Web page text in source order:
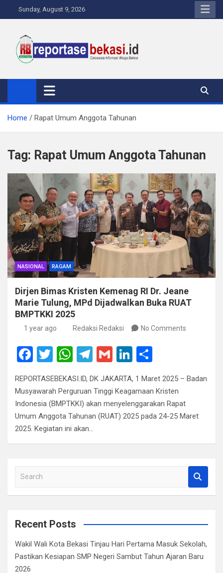
to
Sunday, August 9, 2026
Reportase Bekasi
Cakrawala Informasi Warga Bekasi
Home Rapat Umum Anggota Tahunan
Tag: Rapat Umum Anggota Tahunan
NASIONAL RAGAM
Dirjen Bimas Kristen Kemenag RI Dr. Jeane
Marie Tulung, MPd Dijadwalkan Buka RUAT
BMPTKKI 2025
1 year ago Redaksi Redaksi No Comments
F
ce
b
o
o
k
T
tt
er
W
at
s
A
p
p
T
e
gr
a
m
G
ail
Li
ke
dI
n
ar
e
REPORTASEBEKASI.ID, DK JAKARTA, 1 Maret 2025 – Badan
Musyawarah Perguruan Tinggi Keagamaan Kristen
Indonesia (BMPTKKI) akan menyelenggarakan Rapat
Umum Anggota Tahunan (RUAT) 2025 pada 24-25 Maret
2025. Kegiatan ini akan…
a
c
Recent Posts
Wakil Wali Kota Bekasi Tinjau Hari Pertama Masuk Sekolah,
Pastikan Kesiapan SMP Negeri Sambut Tahun Ajaran Baru
2026